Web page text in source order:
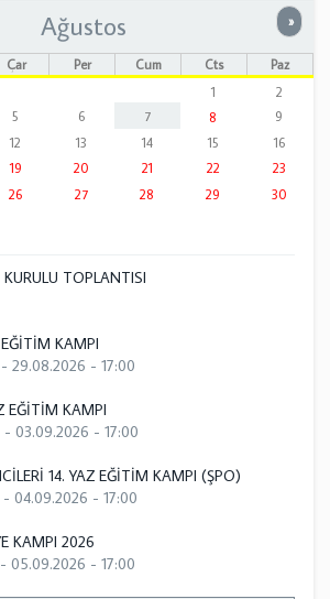
»
Ağustos
Çar Per Cum Cts
Paz
1
2
5 6 7 8
9
12 13 14 15
16
19 20 21 22
23
26 27 28 29
30
TOPLANTISI
KAMPI
- 29.08.2026 - 17:00
EĞİTİM KAMPI
- 03.09.2026 - 17:00
14. YAZ EĞİTİM KAMPI (ŞPO)
- 04.09.2026 - 17:00
KAMPI 2026
- 05.09.2026 - 17:00